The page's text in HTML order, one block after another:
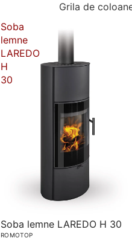
Grila de
Soba
lemne
LAREDO
H
30
-9%
Soba lemne LAREDO H 30
ROMOTOP